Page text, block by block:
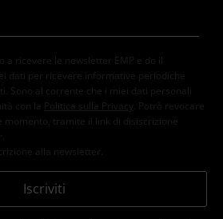
a ricevere le newsletter EMP e do il
dati per ricevere informative periodiche
Sono al corrente che i miei dati personali
con la
Politica sulla Privacy
. Potrò revocare
momento, tramite il link di disiscrizione
alla newsletter.
Iscriviti